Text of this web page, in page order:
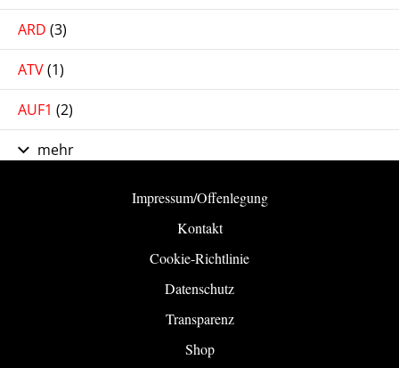
ARD (3)
ATV(1)
AUF1 (2)
mehr
Impressum/Offenlegung
Kontakt
Cookie-Richtlinie
Datenschutz
Transparenz
Shop